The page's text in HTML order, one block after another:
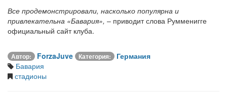
Все продемонстрировали, насколько популярна и
привлекательна «Бавария», – приводит слова Румменигге
официальный сайт клуба.
Автор: ForzaJuve Категория:
Германия
Бавария
стадионы